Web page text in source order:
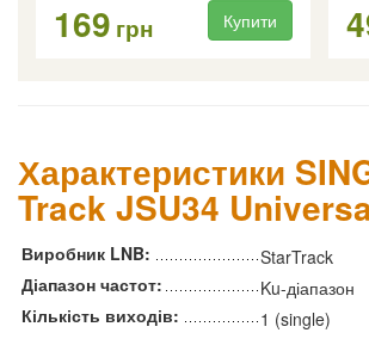
169 грн Купити
Характеристики
Track JSU34
Виробник LNB:
StarTrack
Діапазон частот:
Ku-діапазон
Кількість виходів:
1 (single)